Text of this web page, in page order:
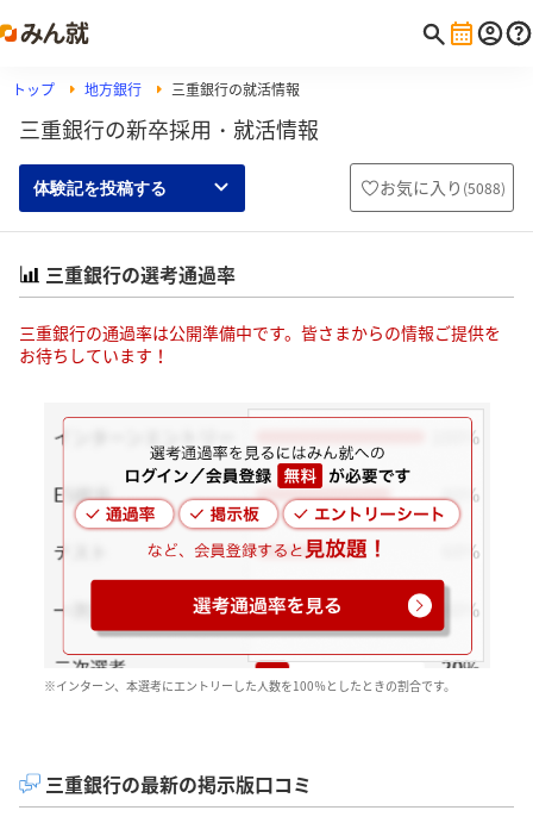
トップ 地方銀行 三重銀行の就活情報
三重銀行の新卒採用・就活情報
体験記を投稿する お気に入り (5088)
三重銀行の選考通過率
三重銀行の通過率は公開準備中です。皆さまからの情報ご提供を
お待ちしています！
※インターン、本選考にエントリーした人数を100％としたときの割合です。
三重銀行の最新の掲示版口コミ